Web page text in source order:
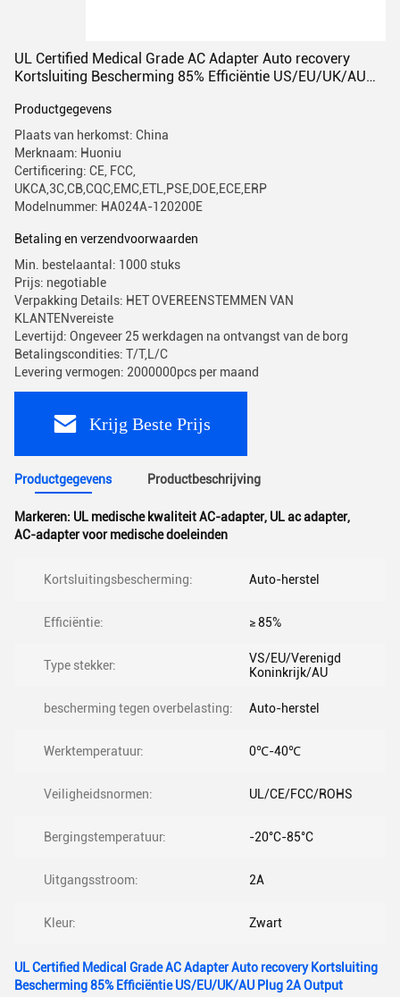
UL Certified Medical Grade AC Adapter Auto recovery
Kortsluiting Bescherming 85% Efficiëntie US/EU/UK/AU
Productgegevens
Plaats van herkomst: China
Merknaam: Huoniu
Certificering: CE, FCC,
UKCA,3C,CB,CQC,EMC,ETL,PSE,DOE,ECE,ERP
Modelnummer: HA024A-120200E
Betaling en verzendvoorwaarden
Min. bestelaantal: 1000 stuks
Prijs: negotiable
Verpakking Details: HET OVEREENSTEMMEN VAN
KLANTENvereiste
Levertijd: Ongeveer 25 werkdagen na ontvangst van de borg
Betalingscondities: T/T,L/C
Levering vermogen: 2000000pcs per maand
Krijg Beste Prijs
Productgegevens Productbeschrijving
Markeren: UL medische kwaliteit AC-adapter, UL ac adapter,
AC-adapter voor medische doeleinden
Kortsluitingsbescherming: Auto-herstel
Efficiëntie: ≥ 85%
Type stekker:
VS/EU/Verenigd
Koninkrijk/AU
bescherming tegen overbelasting: Auto-herstel
Werktemperatuur: 0℃-40℃
Veiligheidsnormen: UL/CE/FCC/ROHS
Bergingstemperatuur: -20°C-85°C
Uitgangsstroom: 2A
Kleur: Zwart
UL Certified Medical Grade AC Adapter Auto recovery Kortsluiting
Bescherming 85% Efficiëntie US/EU/UK/AU Plug 2A Output